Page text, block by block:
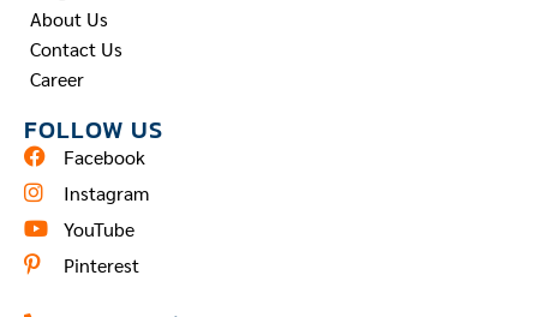
About Us
Contact Us
Career
FOLLOW US
Facebook
Instagram
YouTube
Pinterest